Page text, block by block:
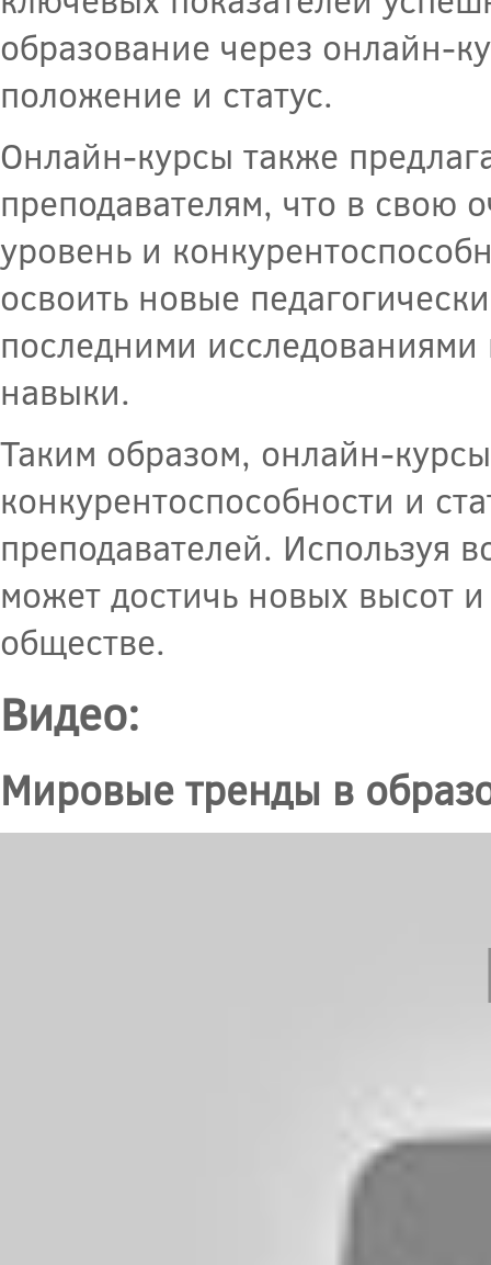
образование через онлайн-
положение и статус.
Онлайн-курсы также
преподавателям, что в свою
уровень и
освоить новые
последними
навыки.
Таким образом, онлайн-
конкурентоспособности и
преподавателей. Используя
может достичь новых высот
обществе.
Видео:
Мировые тренды в